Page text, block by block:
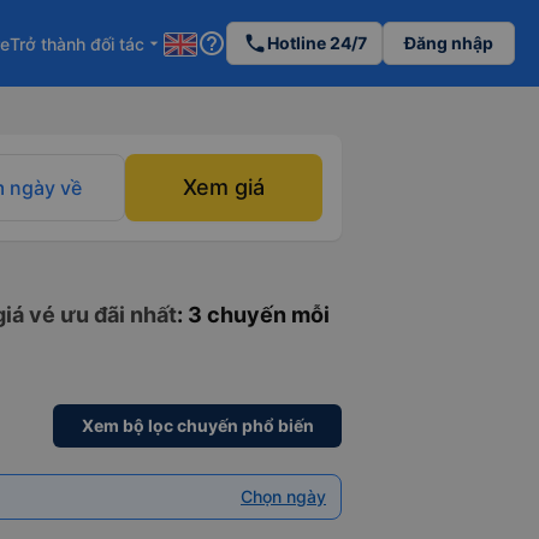
Trở thành đối tác arrow_drop_down help_outline phoneHotline 24/7 Đăng nhập
ngày về Xem giá
vé ưu đãi nhất: 3 chuyến mỗi
Xem bộ lọc chuyến phổ biến
Chọn ngày